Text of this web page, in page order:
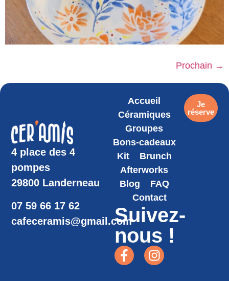
Prochain →
4 place des 4
pompes
29800 Landerneau
07 59 66 17 62
cafeceramis@gmail.com
Accueil
Céramiques
Groupes
Bons-cadeaux
Kit
Brunch
Afterworks
Blog
FAQ
Contact
Je
réserve
Suivez-
nous !